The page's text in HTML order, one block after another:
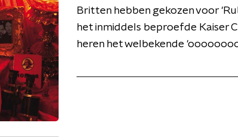
Britten hebben gekozen voor
het inmiddels beproefde Kaiser
heren het welbekende